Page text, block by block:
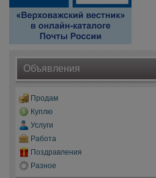
Объявления
Продам
Куплю
Услуги
Работа
Поздравления
Разное